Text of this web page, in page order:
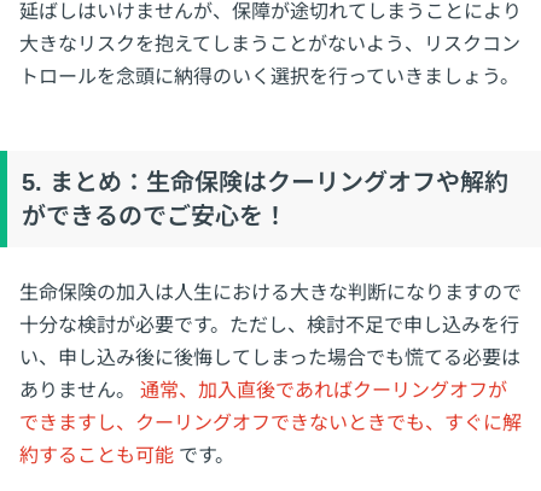
延ばしはいけませんが、保障が途切れてしまうことにより
大きなリスクを抱えてしまうことがないよう、リスクコン
トロールを念頭に納得のいく選択を行っていきましょう。
5. まとめ：生命保険はクーリングオフや解約
ができるのでご安心を！
生命保険の加入は人生における大きな判断になりますので
十分な検討が必要です。ただし、検討不足で申し込みを行
い、申し込み後に後悔してしまった場合でも慌てる必要は
ありません。 通常、加入直後であればクーリングオフが
できますし、クーリングオフできないときでも、すぐに解
約することも可能 です。